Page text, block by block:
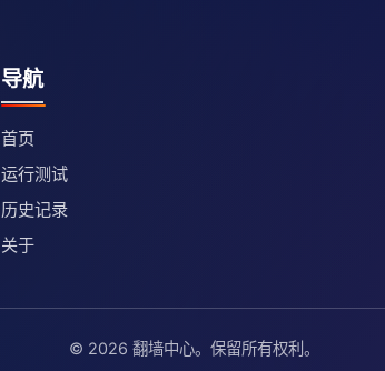
导航
首页
运行测试
历史记录
关于
© 2026 翻墙中心。保留所有权利。